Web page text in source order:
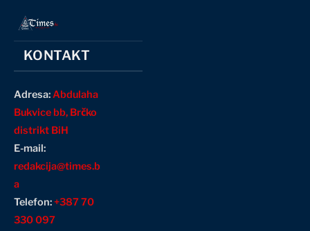
KONTAKT
Adresa:Abdulaha
Bukvice bb, Brčko
distrikt BiH
E-mail:
redakcija@times.b
a
Telefon:+387 70
330 097